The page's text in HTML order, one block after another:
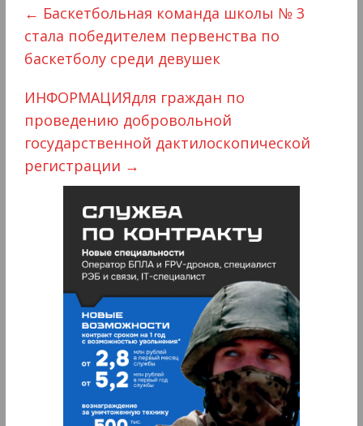
← Баскетбольная команда школы № 3
стала победителем первенства по
баскетболу среди девушек
ИНФОРМАЦИЯдля граждан по
проведению добровольной
государственной дактилоскопической
регистрации →